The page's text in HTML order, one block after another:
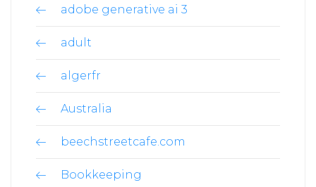
adobe generative ai 3
adult
algerfr
Australia
beechstreetcafe.com
Bookkeeping